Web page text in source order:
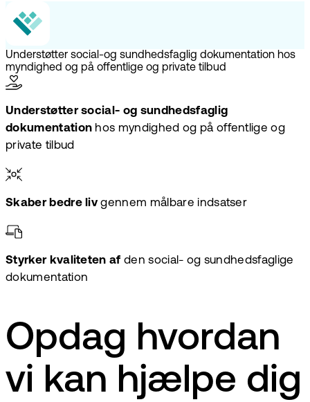
Understøtter social-og sundhedsfaglig dokumentation hos
myndighed og på offentlige og private tilbud
Understøtter social- og sundhedsfaglig
dokumentation hos myndighed og på offentlige og
private tilbud
Skaber bedre liv gennem målbare indsatser
Styrker kvaliteten afden social- og sundhedsfaglige
dokumentation
Opdag hvordan
vi kan hjælpe dig